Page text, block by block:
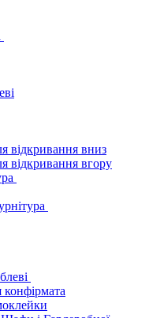
відкривання вниз
відкривання вгору